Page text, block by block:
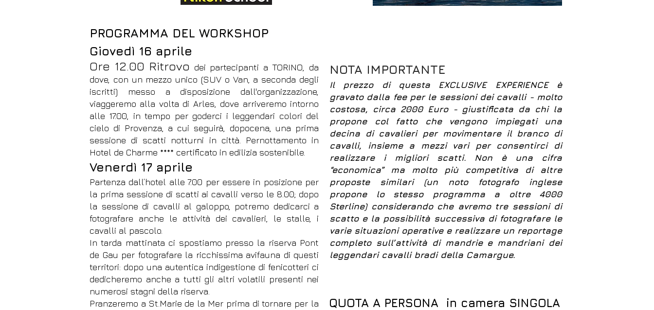
affascina. Il deserto, pennellate di colore intenso sulla sabbia,
un impasto di colori e contrasti, il labirinto di guglie di
Mulenaga, immerse in fine sabbia:
se esiste la magia, dimora qui!
PROGRAMMA DEL WORKSHOP
Giovedì 16 aprile
Ore 12.00 Ritrovo dei partecipanti a TORINO, da
dove, con un mezzo unico (SUV o Van, a seconda degli
iscritti) messo a disposizione dall'organizzazione,
viaggeremo alla volta di Arles, dove arriveremo intorno
alle 17.00, in tempo per goderci i leggendari colori del
cielo di Provenza, a cui seguirà, dopocena, una prima
sessione di scatti notturni in città. Pernottamento in
Hotel de Charme **** certificato in edilizia sostenibile.
Venerdì 17 aprile
Partenza dall’hotel alle 7.00 per essere in posizione per
la prima sessione di scatti ai cavalli verso le 8.00; dopo
la sessione di cavalli al galoppo, potremo dedicarci a
fotografare anche le attività dei cavalieri, le stalle, i
cavalli al pascolo.
In tarda mattinata ci spostiamo presso la riserva Pont
de Gau per fotografare la ricchissima avifauna di questi
territori: dopo una autentica indigestione di fenicotteri ci
dedicheremo anche a tutti gli altri volatili presenti nei
numerosi stagni della riserva.
Pranzeremo a St.Marie de la Mer prima di tornare per la
NOTA IMPORTANTE
Il prezzo di questa EXCLUSIVE EXPERIENCE è
gravato dalla fee per le sessioni dei cavalli - molto
costosa, circa 2000 Euro - giustificata da chi la
propone col fatto che vengono impiegati una
decina di cavalieri per movimentare il branco di
cavalli, insieme a mezzi vari per consentirci di
realizzare i migliori scatti. Non è una cifra
“economica” ma molto più competitiva di altre
proposte similari (un noto fotografo inglese
propone lo stesso programma a oltre 4000
Sterline) considerando che avremo tre sessioni di
scatto e la possibilità successiva di fotografare le
varie situazioni operative e realizzare un reportage
completo sull’attività di mandrie e mandriani dei
leggendari cavalli bradi della Camargue.
QUOTA A PERSONA in camera SINGOLA